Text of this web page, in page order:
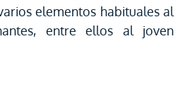
elementos habituales al
entre ellos al joven